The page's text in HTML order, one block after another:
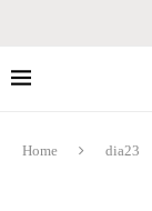
Home dia23